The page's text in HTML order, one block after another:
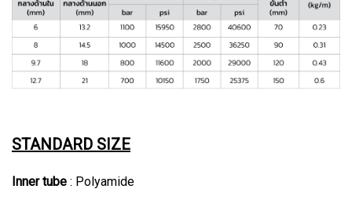
STANDARD SIZE
Inner tube : Polyamide